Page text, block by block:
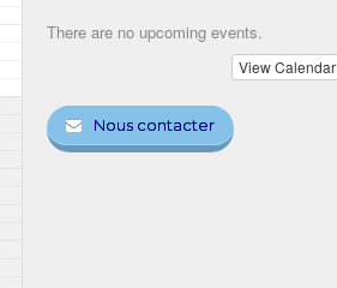
There are no upcoming events.
View Calendar
Nous contacter